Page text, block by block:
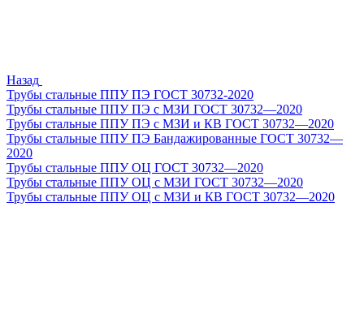
Назад
Трубы стальные ППУ ПЭ ГОСТ 30732-2020
Трубы стальные ППУ ПЭ с МЗИ ГОСТ 30732—2020
Трубы стальные ППУ ПЭ с МЗИ и КВ ГОСТ 30732—2020
Трубы стальные ППУ ПЭ Бандажированные ГОСТ 30732—
2020
Трубы стальные ППУ ОЦ ГОСТ 30732—2020
Трубы стальные ППУ ОЦ с МЗИ ГОСТ 30732—2020
Трубы стальные ППУ ОЦ с МЗИ и КВ ГОСТ 30732—2020